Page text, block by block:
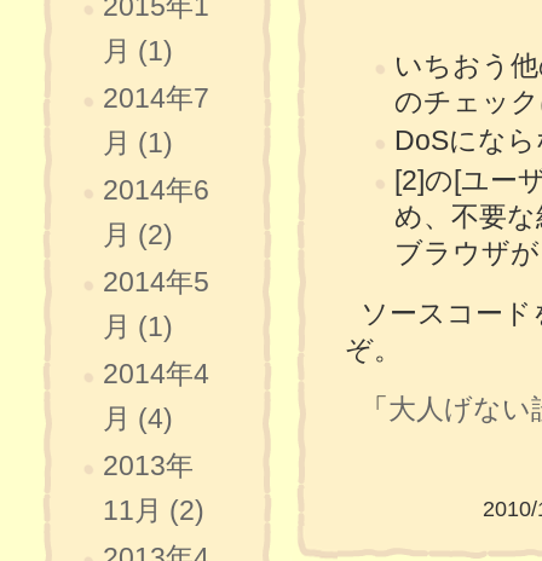
いちおう
のチェッ
DoSにな
[2]の[ユー
め、不要
ブラウザ
ソースコー
ぞ。
「大人げない
2015年1
月 (1)
2014年7
月 (1)
2014年6
月 (2)
2014年5
月 (1)
2014年4
月 (4)
2013年
11月 (2)